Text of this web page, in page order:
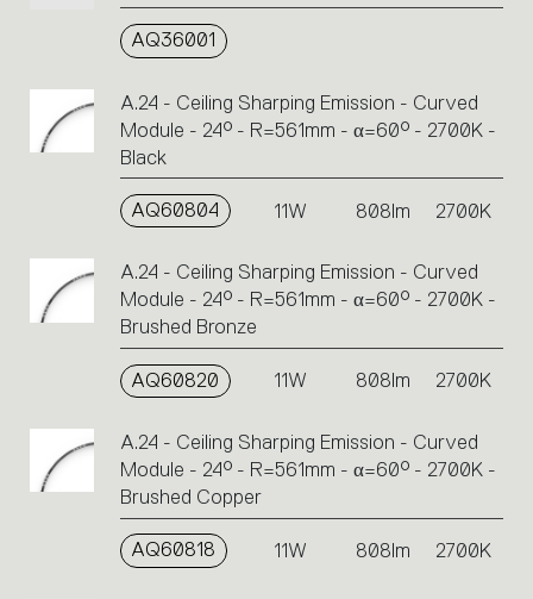
AQ36001
A.24 - Ceiling Sharping Emission - Curved
Module - 24° - R=561mm - α=60° - 2700K -
Black
AQ60804 11W 808lm 2700K
A.24 - Ceiling Sharping Emission - Curved
Module - 24° - R=561mm - α=60° - 2700K -
Brushed Bronze
AQ60820 11W 808lm 2700K
A.24 - Ceiling Sharping Emission - Curved
Module - 24° - R=561mm - α=60° - 2700K -
Brushed Copper
AQ60818 11W 808lm 2700K